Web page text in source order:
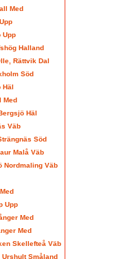
Med
Upp
Halland
Rättvik Dal
Söd
Häl
Med
Häl
Väb
Söd
Malå Väb
Nordmaling Väb
Upp
Med
Med
Skellefteå Väb
Urshult Småland